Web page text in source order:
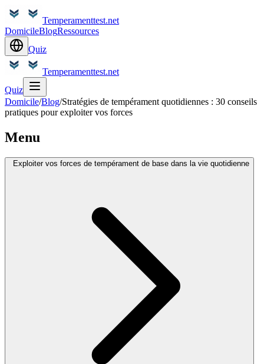
Temperamenttest.net
DomicileBlogRessources
Quiz
Temperamenttest.net
Quiz
Domicile/Blog/Stratégies de tempérament quotidiennes : 30 conseils
pratiques pour exploiter vos forces
Menu
Exploiter vos forces de tempérament de base dans la vie quotidienne